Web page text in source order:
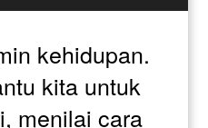
kehidupan.
kita untuk
menilai cara